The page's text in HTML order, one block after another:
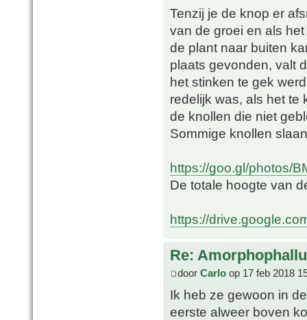
Tenzij je de knop er
van de groei en als
de plant naar buiten
plaats gevonden, valt
het stinken te gek
redelijk was, als het te
de knollen die niet
Sommige knollen
https://goo.gl/photos/
De totale hoogte van
https://
Re:
door Carlo op 17 feb 2018
Ik heb ze gewoon in
eerste alweer boven